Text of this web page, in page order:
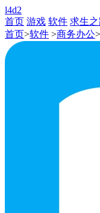
l4d2
首页 游戏 软件 求生
首页>软件 >商务办公